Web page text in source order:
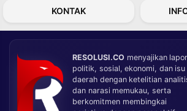
KONTAK
RESOLUSI.CO menyajikan
politik, sosial, ekonomi, dan isu
daerah dengan ketelitian
dan narasi memukau, serta
berkomitmen membingkai